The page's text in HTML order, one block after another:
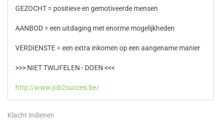
GEZOCHT = positieve en gemotiveerde mensen
AANBOD = een uitdaging met enorme mogelijkheden
VERDIENSTE = een extra inkomen op een aangename manier
>>> NIET TWIJFELEN - DOEN <<<
http://www.job2succes.be/
Klacht indienen